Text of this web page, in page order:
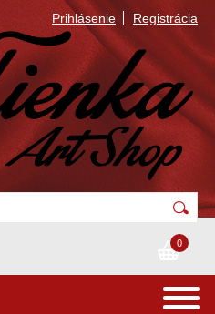
Prihlásenie Registrácia
0